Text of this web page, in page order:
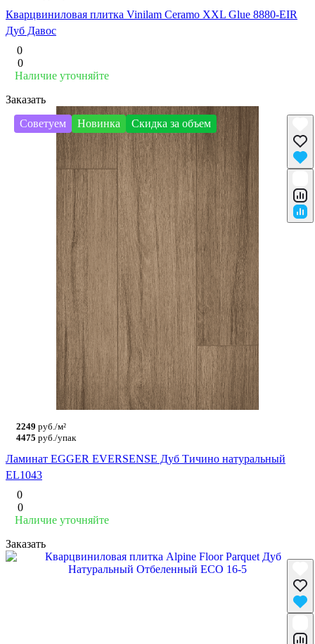
Кварцвиниловая плитка Vinilam Ceramo XXL Glue 8880-EIR
Дуб Давос
0
0
Наличие уточняйте
Заказать
Советуем
Новинка Скидка за объем
2249 руб./м²
4475 руб./упак
Ламинат EGGER EVERSENSE Дуб Тичино натуральный
EL1043
0
0
Наличие уточняйте
Заказать